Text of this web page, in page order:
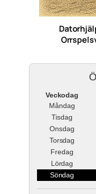
Veckodag
Måndag
Tisdag
Onsdag
Torsdag
Fredag
Lördag
Söndag